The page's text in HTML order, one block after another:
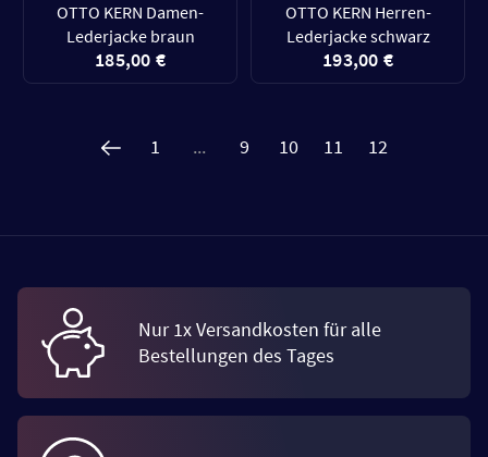
OTTO KERN Damen-
Lederjacke braun
185,00 €
OTTO KERN Herren-
Lederjacke schwarz
193,00 €
1 ... 9 10 11 12
Nur 1x Versandkosten für alle
Bestellungen des Tages